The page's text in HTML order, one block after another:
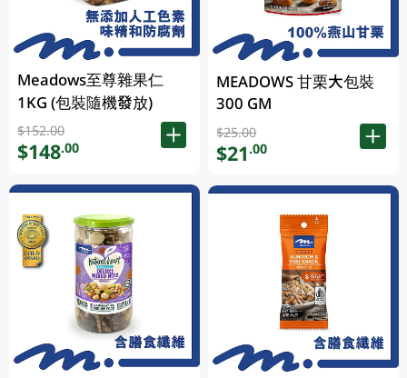
Meadows至尊雜果仁
1KG (包裝隨機發放)
$152.00
$148.00
MEADOWS 甘栗大包裝
300 GM
$25.00
$21.00